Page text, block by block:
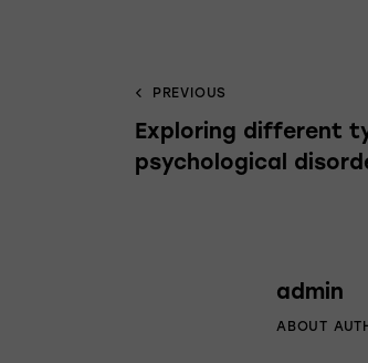
PREVIOUS
Exploring different
psychological
admin
ABOUT